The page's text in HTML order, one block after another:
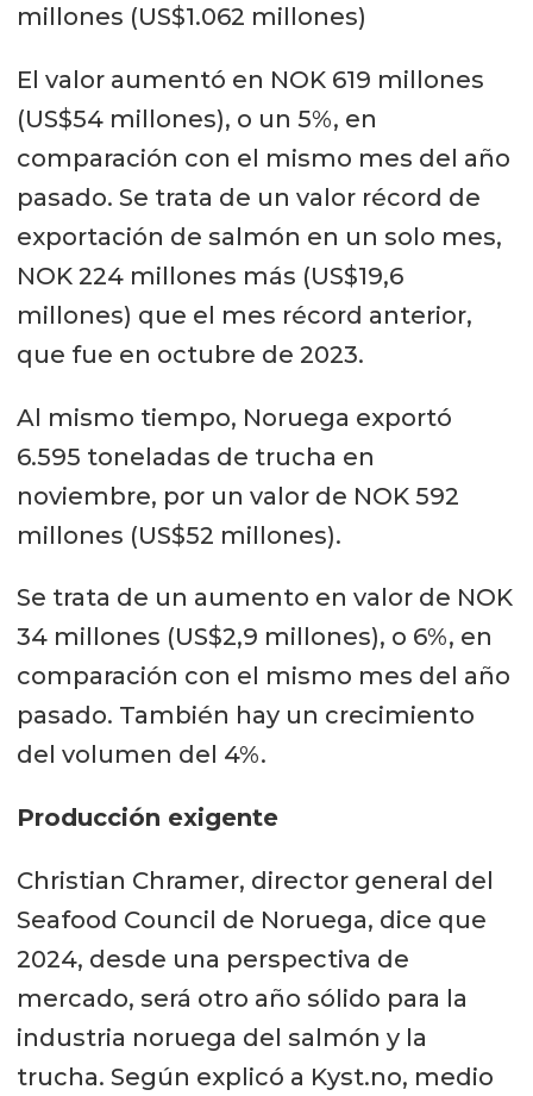
millones (US$1.062 millones)
El valor aumentó en NOK 619 millones
(US$54 millones), o un 5%, en
comparación con el mismo mes del año
pasado. Se trata de un valor récord de
exportación de salmón en un solo mes,
NOK 224 millones más (US$19,6
millones) que el mes récord anterior,
que fue en octubre de 2023.
Al mismo tiempo, Noruega exportó
6.595 toneladas de trucha en
noviembre, por un valor de NOK 592
millones (US$52 millones).
Se trata de un aumento en valor de NOK
34 millones (US$2,9 millones), o 6%, en
comparación con el mismo mes del año
pasado. También hay un crecimiento
del volumen del 4%.
Producción exigente
Christian Chramer, director general del
Seafood Council de Noruega, dice que
2024, desde una perspectiva de
mercado, será otro año sólido para la
industria noruega del salmón y la
trucha. Según explicó a Kyst.no, medio